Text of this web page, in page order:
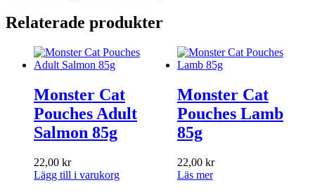
Relaterade produkter
Monster Cat
Pouches Adult
Salmon 85g
22,00 kr
Lägg till i varukorg
Monster Cat
Pouches Lamb
85g
22,00 kr
Läs mer